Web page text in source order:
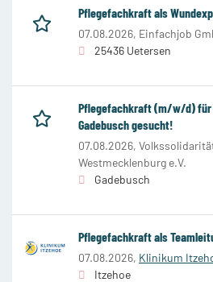
Pflegefachkraft als
07.08.2026, Einfachjob
25436 Uetersen
Pflegefachkraft (m/w/d) für
Gadebusch gesucht!
07.08.2026,
Westmecklenburg e.V.
Gadebusch
Pflegefachkraft als
07.08.2026, Klinikum
Itzehoe